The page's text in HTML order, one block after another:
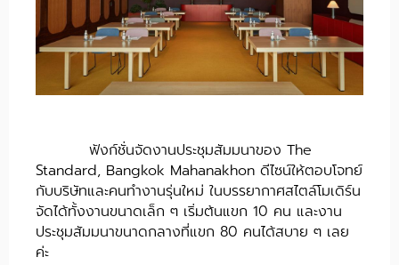
ฟังก์ชั่นจัดงานประชุมสัมมนาของ The
Standard, Bangkok Mahanakhon ดีไซน์ให้ตอบโจทย์
กับบริษัทและคนทำงานรุ่นใหม่ ในบรรยากาศสไตล์โมเดิร์น
จัดได้ทั้งงานขนาดเล็ก ๆ เริ่มต้นแขก 10 คน และงาน
ประชุมสัมมนาขนาดกลางที่แขก 80 คนได้สบาย ๆ เลย
ค่ะ